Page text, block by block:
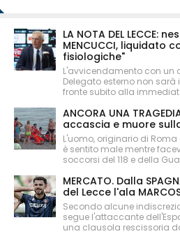
LA NOTA DEL LECCE:
MENCUCCI, liquidato
fisiologiche"
L'avvicendamento con un
Delegato esterno non
fronte subito alla
ANCORA UNA
accascia e muore
L'uomo, originario di
è sentito male mentre
soccorsi del 118 e della
MERCATO. Dalla
del Lecce l'ala MARCOS
Secondo alcune
segue l'attaccante
una clausola rescissoria